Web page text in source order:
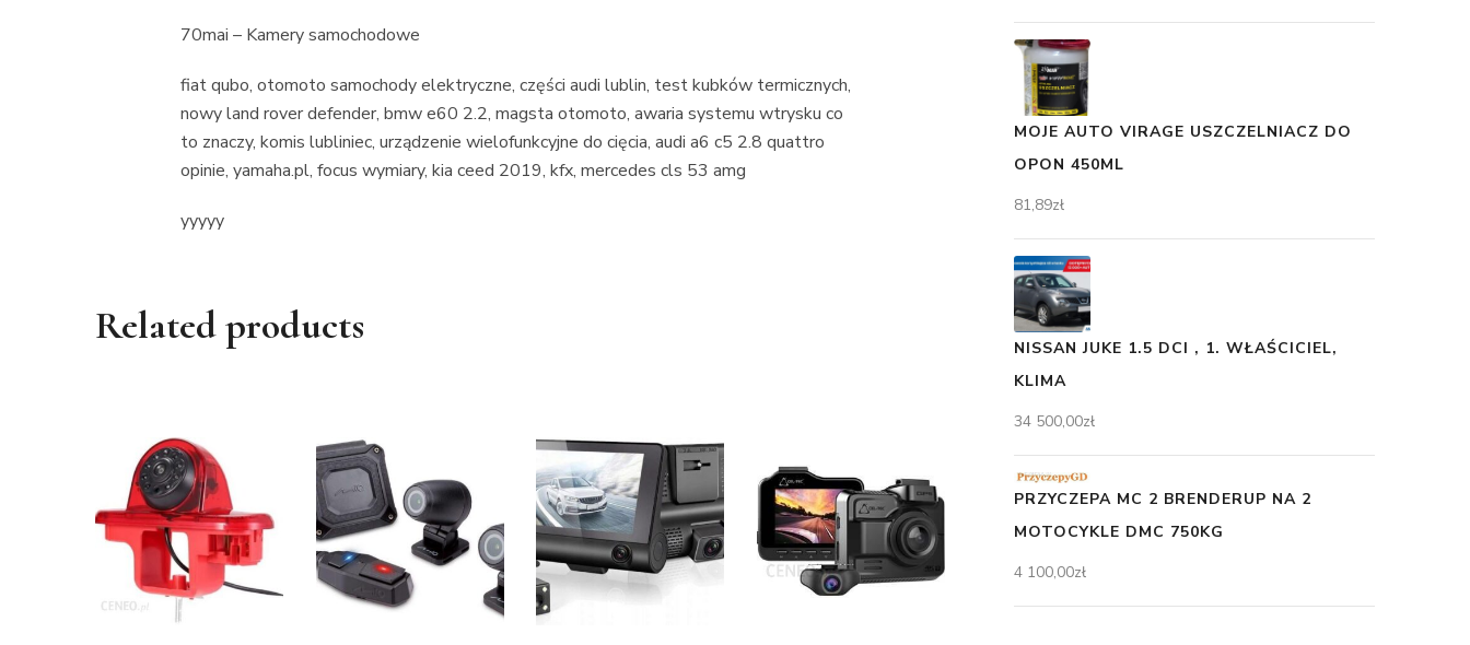
70mai – Kamery samochodowe
fiat qubo, otomoto samochody elektryczne, części audi lublin, test kubków termicznych,
nowy land rover defender, bmw e60 2.2, magsta otomoto, awaria systemu wtrysku co
to znaczy, komis lubliniec, urządzenie wielofunkcyjne do cięcia, audi a6 c5 2.8 quattro
opinie, yamaha.pl, focus wymiary, kia ceed 2019, kfx, mercedes cls 53 amg
yyyyy
Related products
MOJE AUTO VIRAGE USZCZELNIACZ DO
OPON 450ML
81,89zł
NISSAN JUKE 1.5 DCI , 1. WŁAŚCICIEL,
KLIMA
34 500,00zł
PRZYCZEPA MC 2 BRENDERUP NA 2
MOTOCYKLE DMC 750KG
4 100,00zł